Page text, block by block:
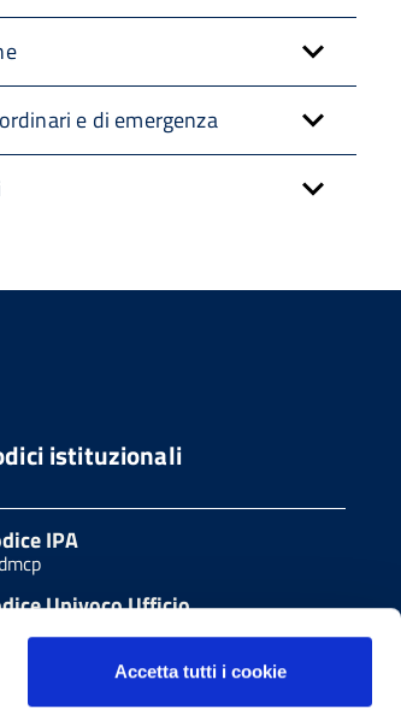
Accetta tutti i cookie
e di emergenza
istituzionali
IPA
Univoco Ufficio